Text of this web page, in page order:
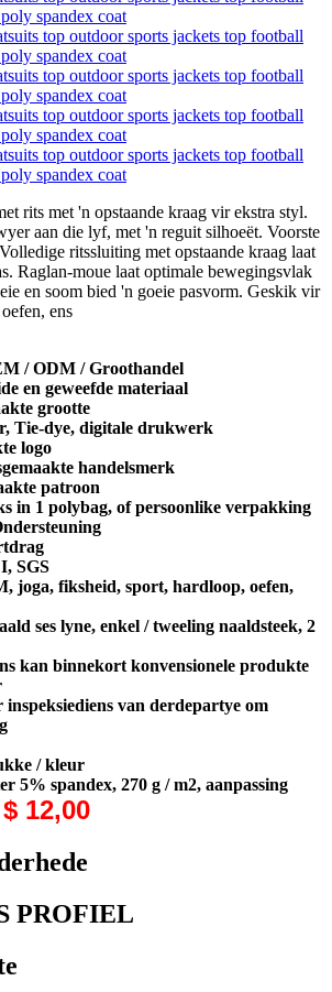
rits met 'n opstaande kraag vir ekstra styl.
aan die lyf, met 'n reguit silhoeët. Voorste
ritssluiting met opstaande kraag laat
Raglan-moue laat optimale bewegingsvlak
en soom bied 'n goeie pasvorm. Geskik vir
ens
/ ODM / Groothandel
en geweefde materiaal
grootte
Tie-dye, digitale drukwerk
logo
handelsmerk
patroon
in 1 polybag, of persoonlike verpakking
SGS
joga, fiksheid, sport, hardloop, oefen,
ses lyne, enkel / tweeling naaldsteek, 2
kan binnekort konvensionele produkte
inspeksiediens van derdepartye om
/ kleur
5% spandex, 270 g / m2, aanpassing
12,00
PROFIEL